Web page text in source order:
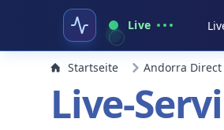
Live
Startseite Andorra Direct
Live-